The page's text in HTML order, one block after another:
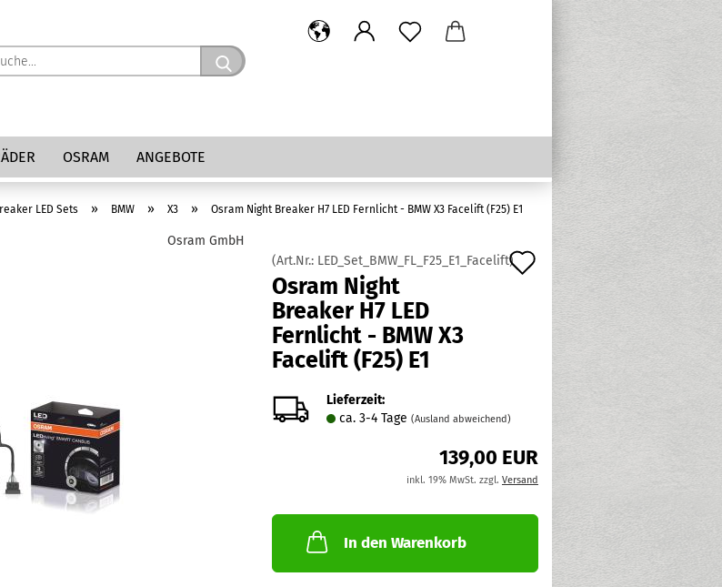
Suche...
OSRAM ANGEBOTE
LED Sets » BMW » X3 » Osram Night Breaker H7 LED Fernlicht - BMW X3 Facelift (F25) E1
Osram GmbH
(Art.Nr.: LED_Set_BMW_FL_F25_E1_Facelift)
Merkzettel
Osram Night
Breaker H7 LED
Fernlicht - BMW X3
Facelift (F25) E1
Lieferzeit:
ca. 3-4 Tage (Ausland abweichend)
139,00 EUR
inkl. 19% MwSt. zzgl. Versand
In den Warenkorb